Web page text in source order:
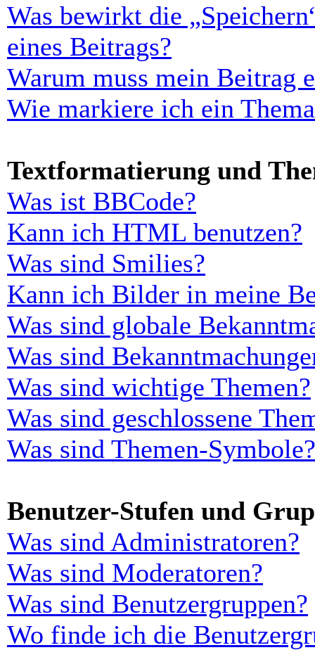
Was bewirkt die
eines Beitrags?
Warum muss mein Beitrag
Wie markiere ich ein
Textformatierung und
Was ist BBCode?
Kann ich HTML benutzen?
Was sind Smilies?
Kann ich Bilder in meine
Was sind globale
Was sind
Was sind wichtige Themen?
Was sind geschlossene
Was sind Themen-Symbole?
Benutzer-Stufen und
Was sind Administratoren?
Was sind Moderatoren?
Was sind Benutzergruppen?
Wo finde ich die